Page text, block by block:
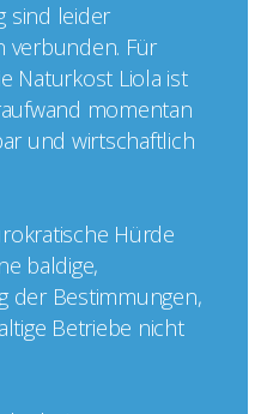
sind leider
verbunden. Für
Naturkost Liola ist
momentan
und wirtschaftlich
Hürde
baldige,
der Bestimmungen,
Betriebe nicht